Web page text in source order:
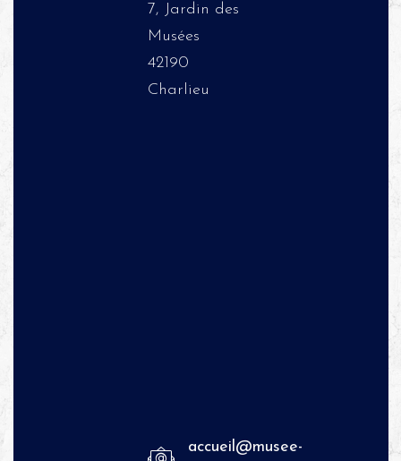
7, Jardin des
Musées
42190
Charlieu
accueil@musee-